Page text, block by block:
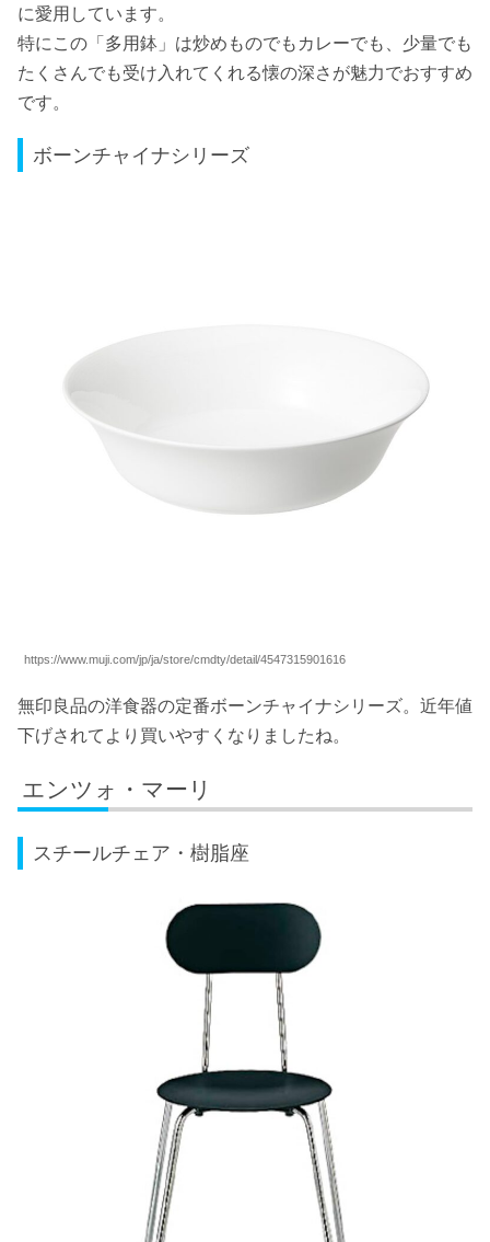
に愛用しています。
特にこの「多用鉢」は炒めものでもカレーでも、少量でも
たくさんでも受け入れてくれる懐の深さが魅力でおすすめ
です。
ボーンチャイナシリーズ
https://www.muji.com/jp/ja/store/cmdty/detail/4547315901616
無印良品の洋食器の定番ボーンチャイナシリーズ。近年値
下げされてより買いやすくなりましたね。
エンツォ・マーリ
スチールチェア・樹脂座